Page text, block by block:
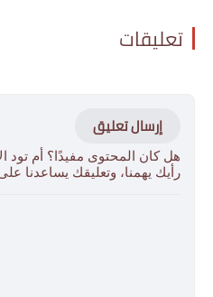
تعليقات
إرسال تعليق
هل كان المحتوى مفيدًا؟ أم تود
رأيك يهمنا، وتعليقك يساعدنا